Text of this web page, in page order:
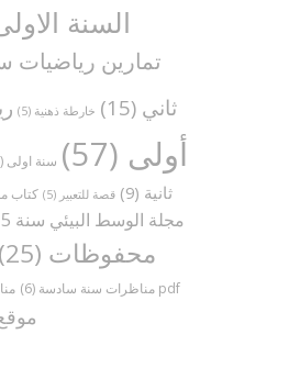
السنة
تمارين رياضيات
ثاني (15) خارطة ذهنية (5)
أولى (57) سنة اولى (6)
ثانية (9) قصة للتعبير (5) كتاب
مجلة الوسط البيئي سنة 5
محفوظات (25)
مناظرات سنة سادسة (6)
مناظرات سنة سادسة مع الإصلاح pdf